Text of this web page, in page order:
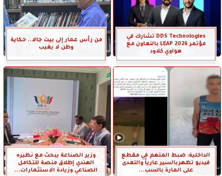
DDS Technologies تشارك في
مؤتمر LEAP 2026 بالتعاون مع
هواوي كلاود
من رأس عمار إلى بيت جالا.. حكاية
وطن لا يغيب
الداخلية: ضبط المتهم في مقطع
فيديو تظهربالسير عارياً والتعدى
على المارة بالسب...
وزير الصناعة يبحث مع نظيره
الهندي إطلاق منصة للتكامل
الصناعي وزيادة الاستثمارات...